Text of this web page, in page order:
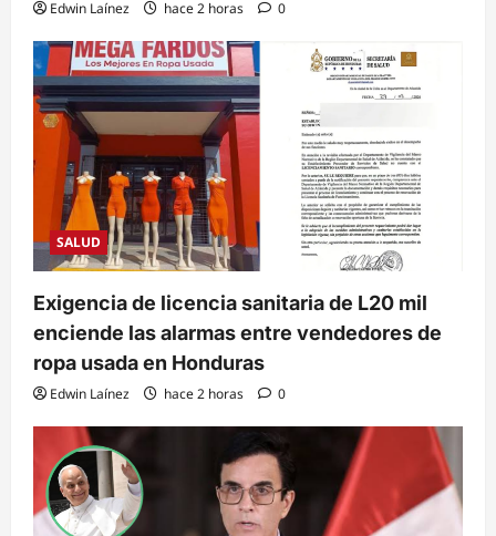
Edwin Laínez hace 2 horas 0
SALUD
Exigencia de licencia sanitaria de L20 mil
enciende las alarmas entre vendedores de
ropa usada en Honduras
Edwin Laínez hace 2 horas 0